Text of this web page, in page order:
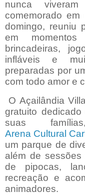
nunca
comemorado
domingo, reuniu
em momentos
brincadeiras,
infláveis e
preparadas por
com todo amor e
O Açailândia
gratuito
suas
Arena Cultural
um parque de
além de sessões
de pipocas,
recreação e
animadores.